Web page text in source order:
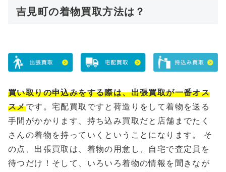
吉見町の着物買取方法は？
買い取りの申込みをする際は、出張買取が一番オス
スメです。宅配買取ですと荷造りをして着物を送る
手間がかかります、持ち込み買取だと店舗までたく
さんの着物を持っていくということになります。 そ
の点、出張買取は、着物の用意し、自宅で査定員を
待つだけ！そして、いろいろ着物の情報を聞きなが